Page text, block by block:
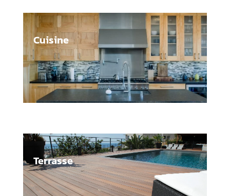
Cuisine
Terrasse